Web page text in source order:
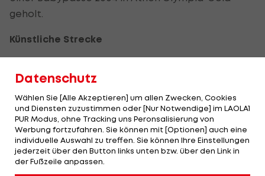
geholt.
Künstliche Strecke
sondern zur Gänze künstlich angelegt. Es gibt
kaum Wiesen-, sondern hauptsächlich steinige
Schotterpassagen.
Osl wünscht sich Regen. "Dann wäre es nicht so
staubtrocken." Einmal ist sie im Training bereits
unfreiwillig abgestiegen.
Datenschutz
Wählen Sie [Alle Akzeptieren] um allen Zwecken, Cookies
und Diensten zuzustimmen oder [Nur Notwendige] im LAOLA1
PUR Modus, ohne Tracking uns Peronsalisierung von
Werbung fortzufahren. Sie können mit [Optionen] auch eine
individuelle Auswahl zu treffen. Sie können Ihre Einstellungen
jederzeit über den Button links unten bzw. über den Link in
der Fußzeile anpassen.